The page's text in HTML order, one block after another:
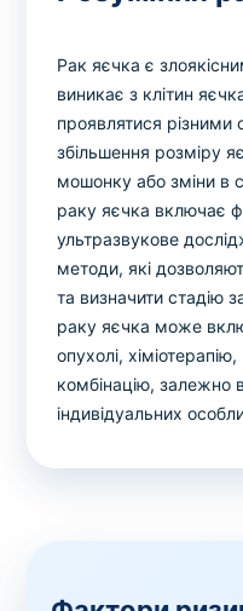
Рак яєчка є
виникає з клітин
проявлятися
збільшення розміру
мошонку або зміни в
раку яєчка включає
ультразвукове
методи, які
та визначити стадію
раку яєчка може
опухолі,
комбінацію, залежно
індивідуальних